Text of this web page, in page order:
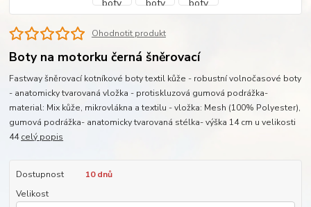
Ohodnotit produkt
Boty na motorku černá šněrovací
Fastway šněrovací kotníkové boty textil kůže - robustní volnočasové boty
- anatomicky tvarovaná vložka - protiskluzová gumová podrážka-
material: Mix kůže, mikrovlákna a textilu - vložka: Mesh (100% Polyester),
gumová podrážka- anatomicky tvarovaná stélka- výška 14 cm u velikosti
44celý popis
Dostupnost
10 dnů
Velikost